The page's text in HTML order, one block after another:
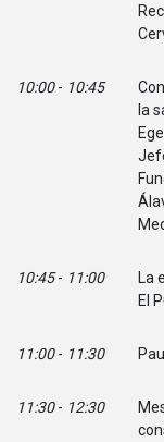
10:00- 10:45
la
10:45- 11:00
La
El
11:00- 11:30
11:30- 12:30